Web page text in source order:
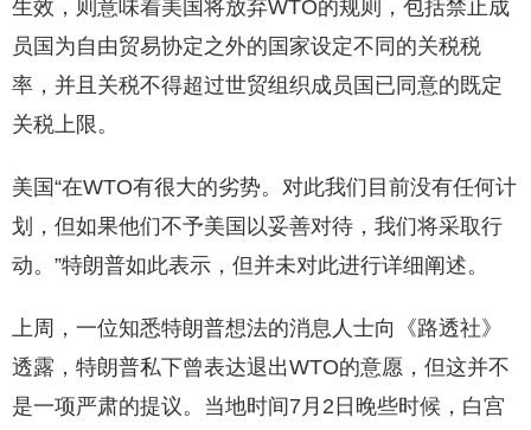
生效，则意味着美国将放弃WTO的规则，包括禁止成
员国为自由贸易协定之外的国家设定不同的关税税
率，并且关税不得超过世贸组织成员国已同意的既定
关税上限。
美国“在WTO有很大的劣势。对此我们目前没有任何计
划，但如果他们不予美国以妥善对待，我们将采取行
动。”特朗普如此表示，但并未对此进行详细阐述。
上周，一位知悉特朗普想法的消息人士向《路透社》
透露，特朗普私下曾表达退出WTO的意愿，但这并不
是一项严肃的提议。当地时间7月2日晚些时候，白宫